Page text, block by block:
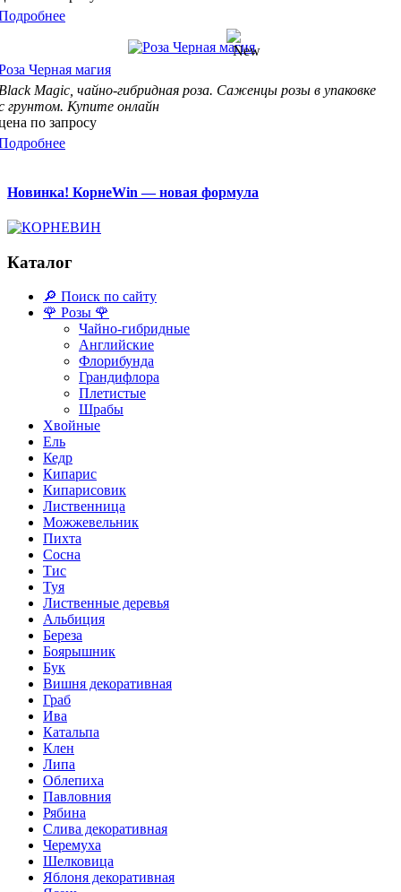
Черная магия
Magic, чайно-гибридная роза. Саженцы розы в упаковке
грунтом. Купите онлайн
по запросу
Новинка! КорнеWin — новая формула
Каталог
🔎 Поиск по сайту
🌹 Розы 🌹
Чайно-гибридные
Английские
Флорибунда
Грандифлора
Плетистые
Шрабы
Хвойные
Ель
Кедр
Кипарис
Кипарисовик
Лиственница
Можжевельник
Пихта
Сосна
Тис
Туя
Лиственные деревья
Альбиция
Береза
Боярышник
Бук
Вишня декоративная
Граб
Ива
Катальпа
Клен
Липа
Облепиха
Павловния
Рябина
Слива декоративная
Черемуха
Шелковица
Яблоня декоративная